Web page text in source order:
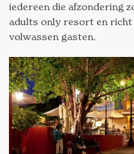
iedereen die afzondering
adults only resort en
volwassen gasten.